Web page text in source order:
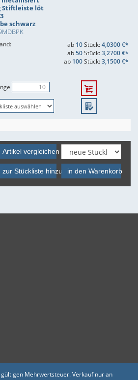
Stiftleiste löt
schwarz
ab 10Stück:4,0300 €*
ab50Stück:3,2700 €*
ab 100Stück:3,1500 €*
Artikel vergleichen
zur Stückliste hinzufügenin den Warenkorb
Mehrwertsteuer. Verkauf nur an